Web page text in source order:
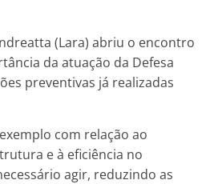
(Lara) abriu o encontro
da atuação da Defesa
preventivas já realizadas
com relação ao
e à eficiência no
agir, reduzindo as